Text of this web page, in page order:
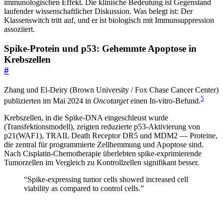
immunologischen Effekt. Die klinische Bedeutung ist Gegenstand
laufender wissenschaftlicher Diskussion. Was belegt ist: Der
Klassenswitch tritt auf, und er ist biologisch mit Immunsuppression
assoziiert.
Spike-Protein und p53: Gehemmte Apoptose in
Krebszellen
#
Zhang und El-Deiry (Brown University / Fox Chase Cancer Center)
publizierten im Mai 2024 in Oncotargeteinen In-vitro-Befund.5
Krebszellen, in die Spike-DNA eingeschleust wurde
(Transfektionsmodell), zeigten reduzierte p53-Aktivierung von
p21(WAF1), TRAIL Death Receptor DR5 und MDM2 — Proteine,
die zentral für programmierte Zellhemmung und Apoptose sind.
Nach Cisplatin-Chemotherapie überlebten spike-exprimierende
Tumorzellen im Vergleich zu Kontrollzellen signifikant besser.
“Spike-expressing tumor cells showed increased cell
viability as compared to control cells.”